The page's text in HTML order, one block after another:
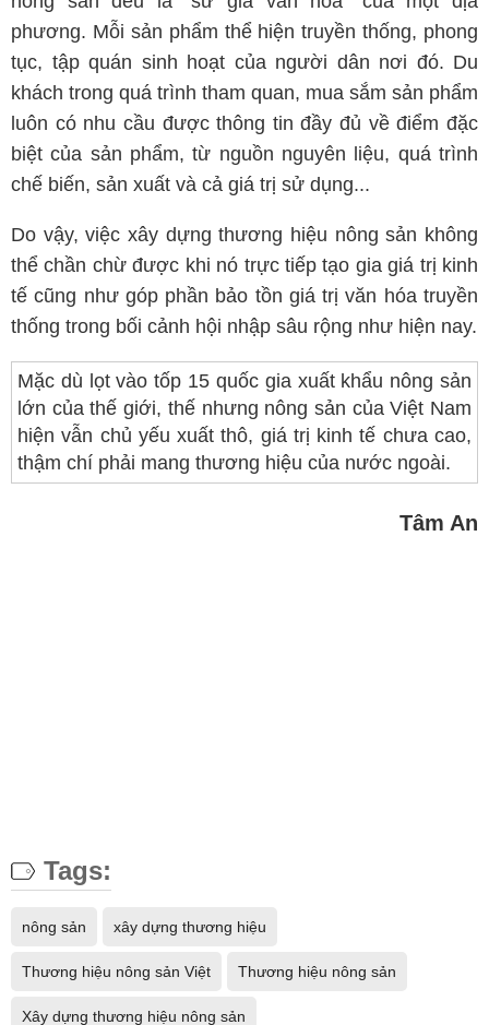
phương. Mỗi sản phẩm thể hiện truyền thống, phong
tục, tập quán sinh hoạt của người dân nơi đó. Du
khách trong quá trình tham quan, mua sắm sản phẩm
luôn có nhu cầu được thông tin đầy đủ về điểm đặc
biệt của sản phẩm, từ nguồn nguyên liệu, quá trình
chế biến, sản xuất và cả giá trị sử dụng...
Do vậy, việc xây dựng thương hiệu nông sản không
thể chần chừ được khi nó trực tiếp tạo gia giá trị kinh
tế cũng như góp phần bảo tồn giá trị văn hóa truyền
thống trong bối cảnh hội nhập sâu rộng như hiện nay.
Mặc dù lọt vào tốp 15 quốc gia xuất khẩu nông sản
lớn của thế giới, thế nhưng nông sản của Việt Nam
hiện vẫn chủ yếu xuất thô, giá trị kinh tế chưa cao,
thậm chí phải mang thương hiệu của nước ngoài.
Tâm An
Tags:
nông sản xây dựng thương hiệu
Thương hiệu nông sản Việt Thương hiệu nông sản
Xây dựng thương hiệu nông sản